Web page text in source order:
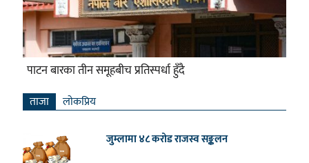
पाटन बारका तीन समूहबीच प्रतिस्पर्धा हुँदै
ताजा लाेकप्रिय
जुम्लामा ४८ करोड राजस्व सङ्कलन